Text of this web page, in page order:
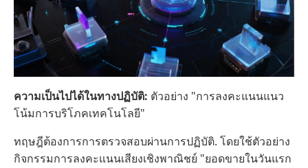
ความเป็นไปได้ในทางปฏิบัติ: ตัวอย่าง "การลงคะแนนแนว
โน้มการบริโภคเทคโนโลยี"
ทฤษฎีต้องการการตรวจสอบผ่านการปฏิบัติ. โดยใช้ตัวอย่าง
กิจกรรมการลงคะแนนเสียงเชิงพาณิชย์ "ยอดขายในวันแรก